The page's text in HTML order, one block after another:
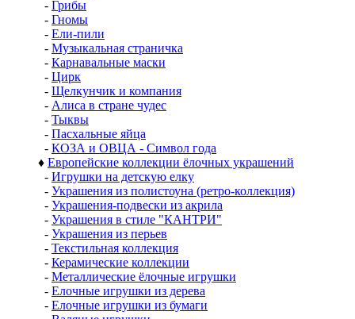
- Грибы
- Гномы
- Ели-пили
- Музыкальная страничка
- Карнавальные маски
- Цирк
- Щелкунчик и компания
- Алиса в стране чудес
- Тыквы
- Пасхальные яйца
- КОЗА и ОВЦА - Символ года
♦ Европейские коллекции ёлочных украшений
- Игрушки на детскую елку
- Украшения из полистоуна (ретро-коллекция)
- Украшения-подвески из акрила
- Украшения в стиле "КАНТРИ"
- Украшения из перьев
- Текстильная коллекция
- Керамические коллекции
- Металлические ёлочные игрушки
- Елочные игрушки из дерева
- Елочные игрушки из бумаги